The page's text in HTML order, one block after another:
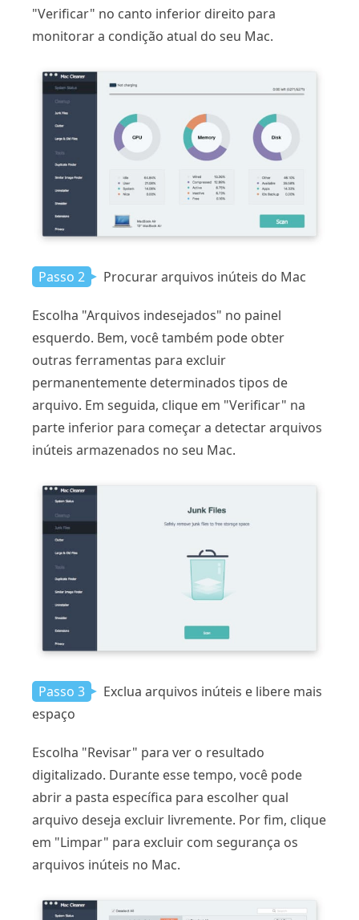
"Verificar" no canto inferior direito para
monitorar a condição atual do seu Mac.
Passo 2 Procurar arquivos inúteis do Mac
Escolha "Arquivos indesejados" no painel
esquerdo. Bem, você também pode obter
outras ferramentas para excluir
permanentemente determinados tipos de
arquivo. Em seguida, clique em "Verificar" na
parte inferior para começar a detectar arquivos
inúteis armazenados no seu Mac.
Passo 3
Exclua arquivos inúteis e libere mais
espaço
Escolha "Revisar" para ver o resultado
digitalizado. Durante esse tempo, você pode
abrir a pasta específica para escolher qual
arquivo deseja excluir livremente. Por fim, clique
em "Limpar" para excluir com segurança os
arquivos inúteis no Mac.